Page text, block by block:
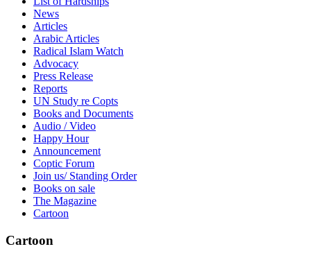
News
Articles
Arabic Articles
Radical Islam Watch
Advocacy
Press Release
Reports
UN Study re Copts
Books and Documents
Audio / Video
Happy Hour
Announcement
Coptic Forum
Join us/ Standing Order
Books on sale
The Magazine
Cartoon
Cartoon